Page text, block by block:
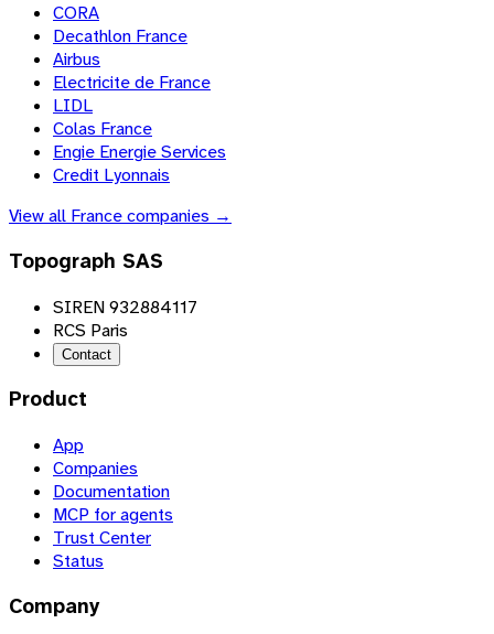
CORA
Decathlon France
Airbus
Electricite de France
LIDL
Colas France
Engie Energie Services
Credit Lyonnais
View all Francecompanies →
Topograph SAS
SIREN 932884117
RCS Paris
Contact
Product
App
Companies
Documentation
MCP for agents
Trust Center
Status
Company